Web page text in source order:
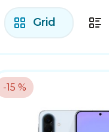
Grid
-15 %